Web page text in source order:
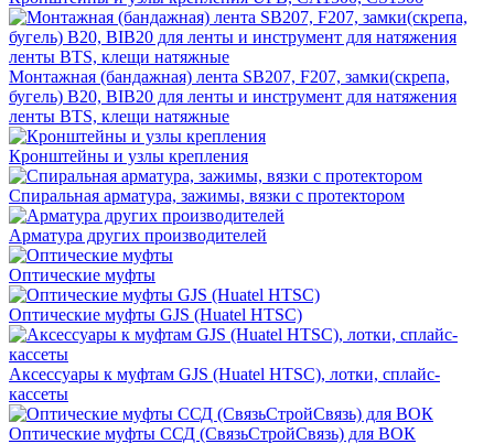
Монтажная (бандажная) лента SB207, F207, замки(скрепа,
бугель) B20, BIB20 для ленты и инструмент для натяжения
ленты BTS, клещи натяжные
Кронштейны и узлы крепления
Спиральная арматура, зажимы, вязки с протектором
Арматура других производителей
Оптические муфты
Оптические муфты GJS (Huatel HTSC)
Аксессуары к муфтам GJS (Huatel HTSC), лотки, сплайс-
кассеты
Оптические муфты ССД (СвязьСтройСвязь) для ВОК